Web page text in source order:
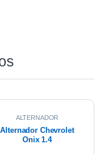
ALTERNADOR
Alternador Chevrolet
Onix 1.4